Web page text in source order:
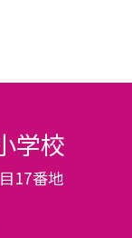
学校
17番地